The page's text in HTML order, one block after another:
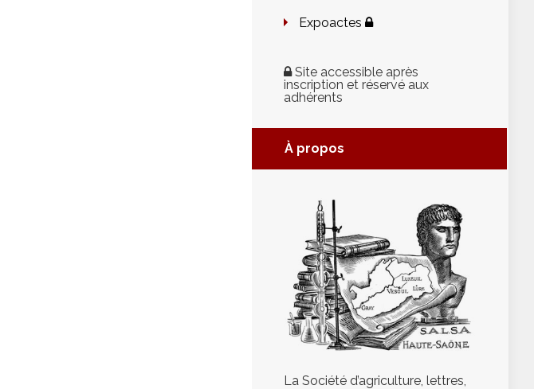
Expoactes
Site accessible après
inscription et réservé aux
adhérents
À propos
La Société d’agriculture, lettres,